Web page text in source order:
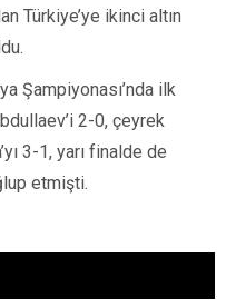
Türkiye’ye ikinci altın
Şampiyonası’nda ilk
2-0, çeyrek
3-1, yarı finalde de
etmişti.